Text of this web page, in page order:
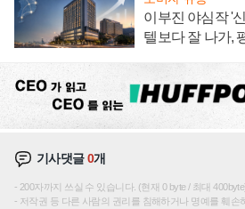
이부진 야심작 '
텔보다 잘 나가,
기사댓글0개
200자까지 쓰실 수 있습니다. (현재 0 byte / 최대
저작권 등 다른 사람의 권리를 침해하거나 명예를 훼손